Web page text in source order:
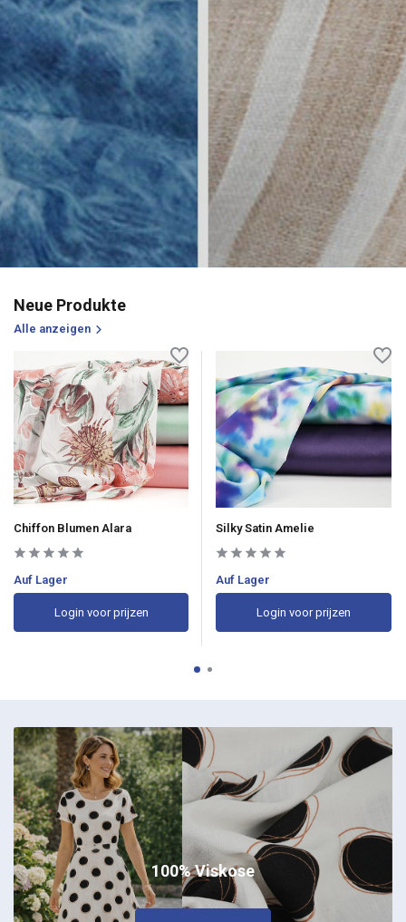
Neue Produkte
Alle anzeigen
Chiffon Blumen Alara
Auf Lager
Login voor prijzen
Silky Satin Amelie
Auf Lager
Login voor prijzen
100% Viskose